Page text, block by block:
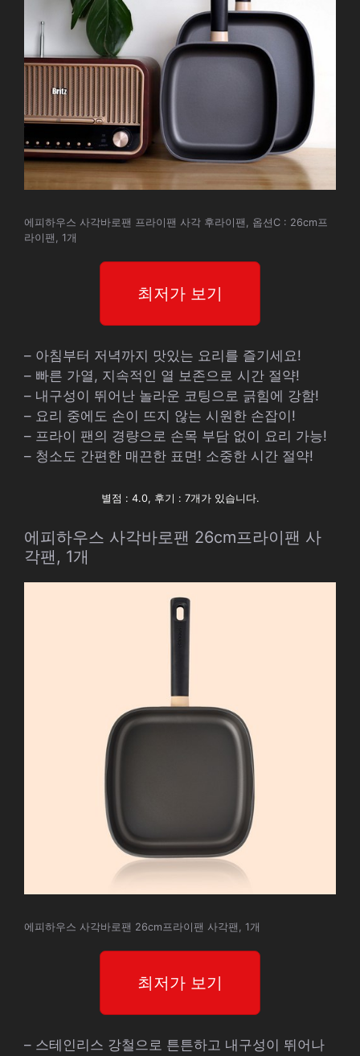
에피하우스 사각바로팬 프라이팬 사각 후라이팬, 옵션C : 26cm프
라이팬, 1개
최저가 보기
– 아침부터 저녁까지 맛있는 요리를 즐기세요!
– 빠른 가열, 지속적인 열 보존으로 시간 절약!
– 내구성이 뛰어난 놀라운 코팅으로 긁힘에 강함!
– 요리 중에도 손이 뜨지 않는 시원한 손잡이!
– 프라이 팬의 경량으로 손목 부담 없이 요리 가능!
– 청소도 간편한 매끈한 표면! 소중한 시간 절약!
별점 : 4.0, 후기 : 7개가 있습니다.
에피하우스 사각바로팬 26cm프라이팬 사
각팬, 1개
에피하우스 사각바로팬 26cm프라이팬 사각팬, 1개
최저가 보기
– 스테인리스 강철으로 튼튼하고 내구성이 뛰어나